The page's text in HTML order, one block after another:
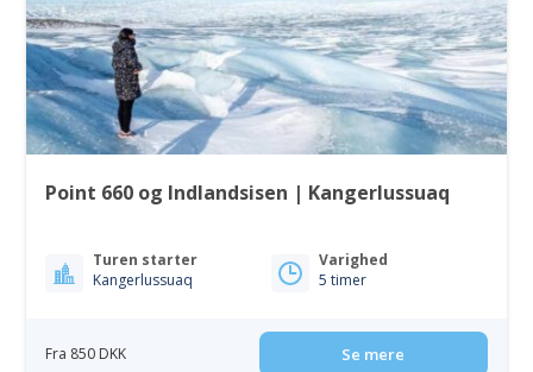
Point 660 og Indlandsisen | Kangerlussuaq
Turen starter
Kangerlussuaq
Varighed
5 timer
Fra 850 DKK Se mere